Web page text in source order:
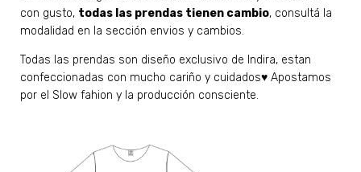
con gusto, todas las prendas tienen cambio, consultá la
modalidad en la sección envios y cambios.
Todas las prendas son diseño exclusivo de Indira, estan
confeccionadas con mucho cariño y cuidados♥ Apostamos
por el Slow fahion y la producción consciente.